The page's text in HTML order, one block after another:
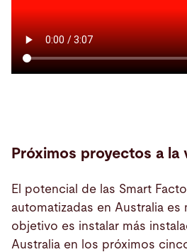
Próximos proyectos a la
El potencial de las Smart
automatizadas en Australia es
objetivo es instalar más
Australia en los próximos